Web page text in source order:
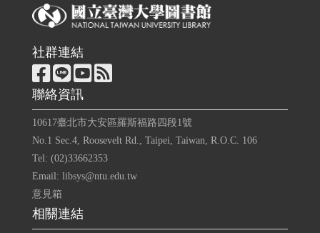
社群連結
聯絡資訊
10617臺北市大安區羅斯福路四段1號
No.1 Sec.4, Roosevelt Rd., Taipei, Taiwan, R.O.C. 106
Tel: (02)33662353
Email: libsys@ntu.edu.tw
意見箱
相關連結